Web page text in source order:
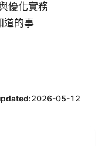
優化實務
道的事
2026-05-12